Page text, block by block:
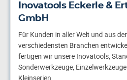
Inovatools Eckerle &
GmbH
Für Kunden in aller Welt und aus
verschiedensten Branchen
fertigen wir unsere Inovatools,
Sonderwerkzeuge,
Kleinserien,…